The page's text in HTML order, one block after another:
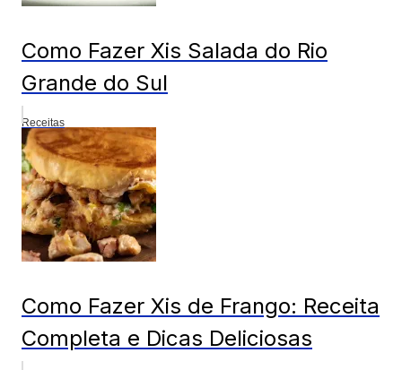
Como Fazer Xis Salada do Rio
Grande do Sul
Receitas
Como Fazer Xis de Frango: Receita
Completa e Dicas Deliciosas